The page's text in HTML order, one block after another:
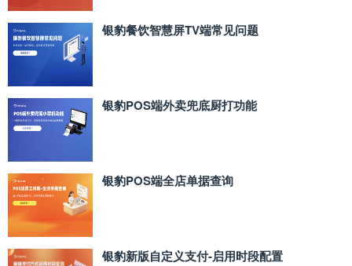
银豹餐饮智慧屏TV端常见问题
银豹POS端外卖兜底厨打功能
银豹POS端全店单据查询
银豹新版自定义支付‑启用时段配置